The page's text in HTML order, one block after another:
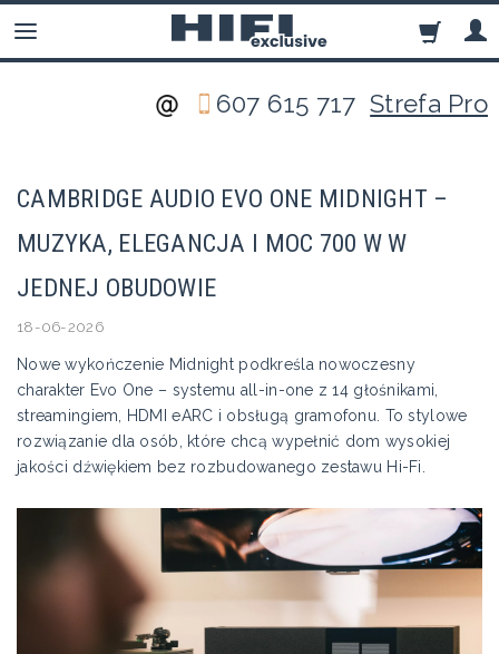
607 615 717Strefa Pro
CAMBRIDGE AUDIO EVO ONE MIDNIGHT –
MUZYKA, ELEGANCJA I MOC 700 W W
JEDNEJ OBUDOWIE
18-06-2026
Nowe wykończenie Midnight podkreśla nowoczesny
charakter Evo One – systemu all-in-one z 14 głośnikami,
streamingiem, HDMI eARC i obsługą gramofonu. To stylowe
rozwiązanie dla osób, które chcą wypełnić dom wysokiej
jakości dźwiękiem bez rozbudowanego zestawu Hi-Fi.